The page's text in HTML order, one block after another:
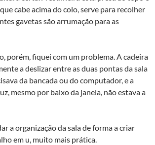
cabe acima do colo, serve para recolher
gavetas são arrumação para as
porém, fiquei com um problema. A cadeira
a deslizar entre as duas pontas da sala
da bancada ou do computador, e a
mesmo por baixo da janela, não estava a
a organização da sala de forma a criar
em u, muito mais prática.